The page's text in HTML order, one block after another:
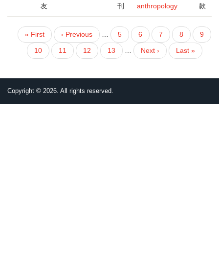
友
刊
anthropology
款
PAGINATION
First
page
« First
Previous
page
‹ Previous
頁
面
5
頁
面
6
頁
面
7
頁
面
8
目
前
頁
9
頁
面
10
頁
面
11
頁
面
12
頁
面
13
下
一
Next ›
Last
page
Last »
Copyright © 2026. All rights reserved.